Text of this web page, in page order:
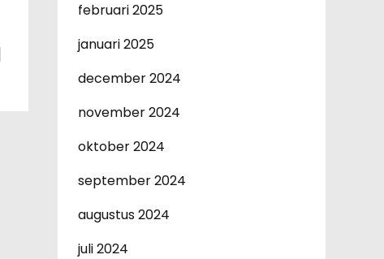
februari 2025
januari 2025
december 2024
november 2024
oktober 2024
september 2024
augustus 2024
juli 2024